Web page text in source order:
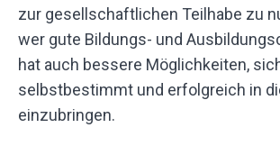
zur gesellschaftlichen Teilhabe zu
wer gute Bildungs- und
hat auch bessere Möglichkeiten,
selbstbestimmt und erfolgreich in
einzubringen.